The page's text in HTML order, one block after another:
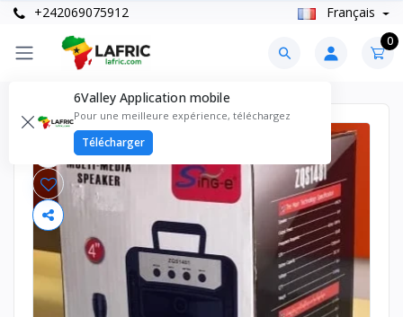
+242069075912 Français
0
6Valley Application mobile
Pour une meilleure expérience, téléchargez
Télécharger